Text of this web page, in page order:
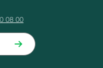
08 00